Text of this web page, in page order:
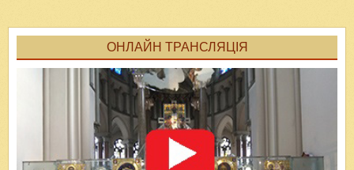
ОНЛАЙН ТРАНСЛЯЦІЯ